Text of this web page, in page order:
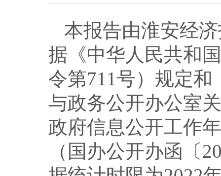
本报告由淮安经
据《中华人民共和
令第711号）规定
与政务公开办公室
政府信息公开工作
（国办公开办函〔